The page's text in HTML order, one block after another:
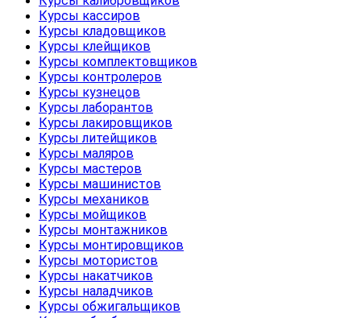
Курсы кассиров
Курсы кладовщиков
Курсы клейщиков
Курсы комплектовщиков
Курсы контролеров
Курсы кузнецов
Курсы лаборантов
Курсы лакировщиков
Курсы литейщиков
Курсы маляров
Курсы мастеров
Курсы машинистов
Курсы механиков
Курсы мойщиков
Курсы монтажников
Курсы монтировщиков
Курсы мотористов
Курсы накатчиков
Курсы наладчиков
Курсы обжигальщиков